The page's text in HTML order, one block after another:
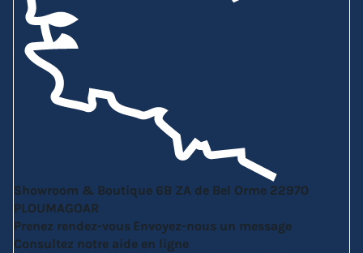
Showroom & Boutique 6B ZA de Bel Orme 22970
PLOUMAGOAR
Prenez rendez-vous Envoyez-nous un message
Consultez notre aide en ligne